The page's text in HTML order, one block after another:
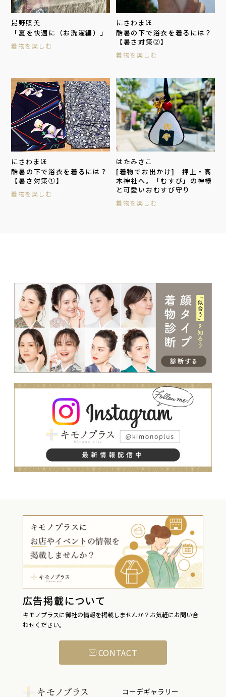
昆野照美
「夏を快適に（お洗濯編）」
着物を楽しむ
にさわまほ
酷暑の下で浴衣を着るには？
【暑さ対策②】
着物を楽しむ
にさわまほ
酷暑の下で浴衣を着るには？
【暑さ対策①】
着物を楽しむ
はたみさこ
[着物でお出かけ] 押上・高
木神社へ。「むすび」の神様
と可愛いおむすび守り
着物を楽しむ
広告掲載について
キモノプラスに御社の情報を掲載しませんか？お気軽にお問い合
わせください。
CONTACT
コーデギャラリー